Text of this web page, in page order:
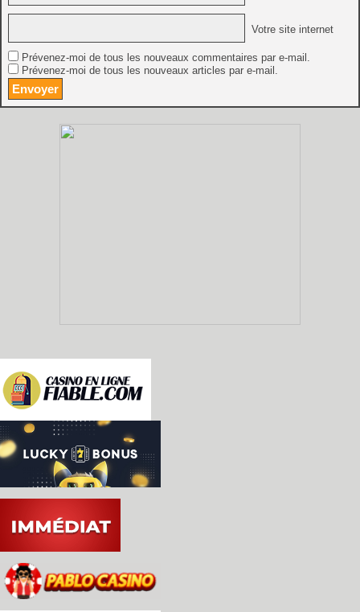
Votre site internet
Prévenez-moi de tous les nouveaux commentaires par e-mail.
Prévenez-moi de tous les nouveaux articles par e-mail.